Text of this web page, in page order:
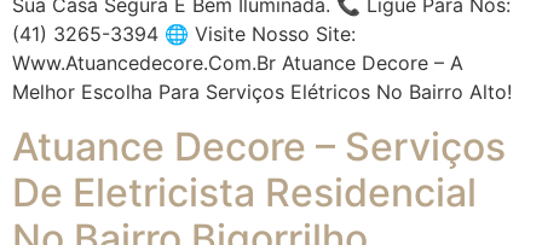
Sua Casa Segura E Bem Iluminada. 📞 Ligue Para Nós:
(41) 3265-3394 🌐 Visite Nosso Site:
Www.atuancedecore.com.br Atuance Decore – A
Melhor Escolha Para Serviços Elétricos No Bairro Alto!
Atuance Decore – Serviços
De Eletricista Residencial